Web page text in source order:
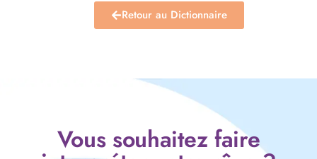
Retour au Dictionnaire
Vous souhaitez faire